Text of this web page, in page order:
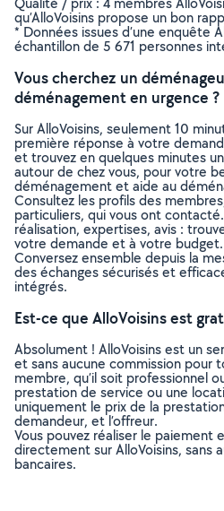
qu’AlloVoisins propose un bon
* Données issues d’une enquête
échantillon de 5 671 personnes
Vous cherchez un
déménagement en urgence ?
Sur AlloVoisins, seulement 10
première réponse à votre
et trouvez en quelques minutes
autour de chez vous, pour votre
déménagement et aide au
Consultez les profils des
particuliers, qui vous ont
réalisation, expertises, avis :
votre demande et à votre budget.
Conversez ensemble depuis la
des échanges sécurisés et
intégrés.
Est-ce que AlloVoisins est
Absolument ! AlloVoisins est un
et sans aucune commission pour
membre, qu’il soit professionnel
prestation de service ou une
uniquement le prix de la
demandeur, et l’offreur.
Vous pouvez réaliser le paiement
directement sur AlloVoisins, sans
bancaires.